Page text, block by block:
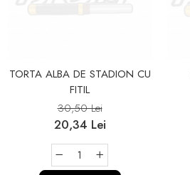
TORTA ALBA DE STADION CU
FITIL
30,50 Lei
20,34 Lei